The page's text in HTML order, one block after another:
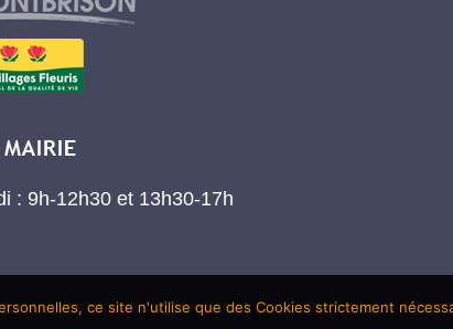
: 9h-12h30 et 13h30-17h
ce site n'utilise que des Cookies strictement